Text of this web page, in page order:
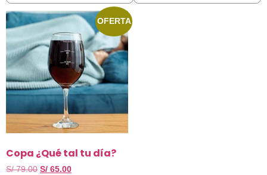
OFERTA
Copa ¿Qué tal tu día?
S/79.00 S/ 65.00